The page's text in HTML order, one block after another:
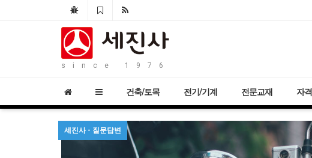
since 1976
건축/토목 전기/기계 전문교재 자
세진사 - 질문답변